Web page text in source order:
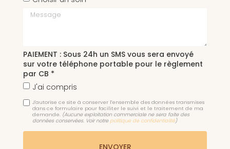
Message
PAIEMENT : Sous 24h un SMS vous sera envoyé
sur votre téléphone portable pour le règlement
par CB *
J'ai compris
J'autorise ce site à conserver l'ensemble des données transmises
dans ce formulaire pour faciliter le suivi et le traitement de ma
demande. (Aucune exploitation commerciale ne sera faite des
données conservées. Voir notre politique de confidentialité)